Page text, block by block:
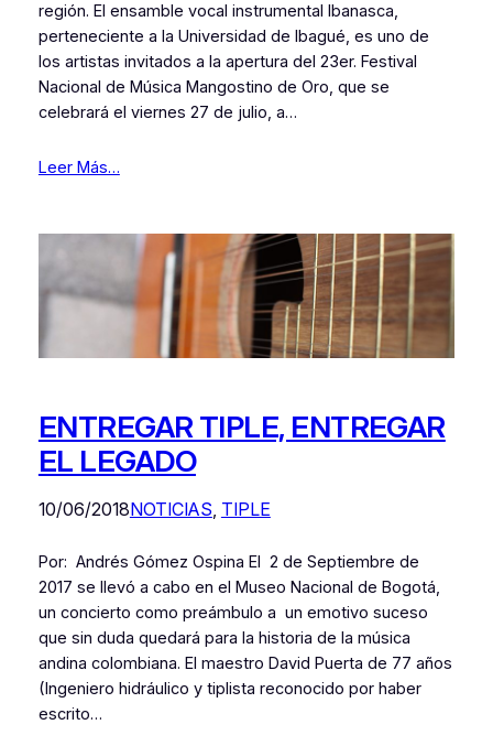
región. El ensamble vocal instrumental Ibanasca,
perteneciente a la Universidad de Ibagué, es uno de
los artistas invitados a la apertura del 23er. Festival
Nacional de Música Mangostino de Oro, que se
celebrará el viernes 27 de julio, a…
Leer Más…
ENTREGAR TIPLE, ENTREGAR
EL LEGADO
10/06/2018NOTICIAS TIPLE
Por: Andrés Gómez Ospina El 2 de Septiembre de
2017 se llevó a cabo en el Museo Nacional de Bogotá,
un concierto como preámbulo a un emotivo suceso
que sin duda quedará para la historia de la música
andina colombiana. El maestro David Puerta de 77 años
(Ingeniero hidráulico y tiplista reconocido por haber
escrito…